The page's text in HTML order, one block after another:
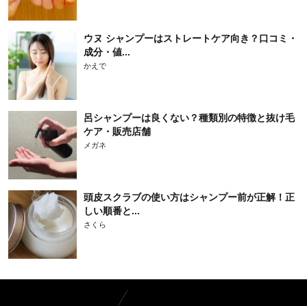
ウヌ シャンプーはストレートケア向き？口コミ・
成分・値...
かえで
呂シャンプーは良くない？種類別の特徴と抜け毛
ケア・販売店舗
メガネ
頭皮スクラブの使い方はシャンプー前が正解！正
しい順番と...
さくら